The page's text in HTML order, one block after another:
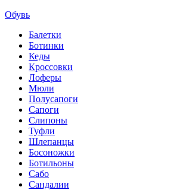
Обувь
Балетки
Ботинки
Кеды
Кроссовки
Лоферы
Мюли
Полусапоги
Сапоги
Слипоны
Туфли
Шлепанцы
Босоножки
Ботильоны
Сабо
Сандалии